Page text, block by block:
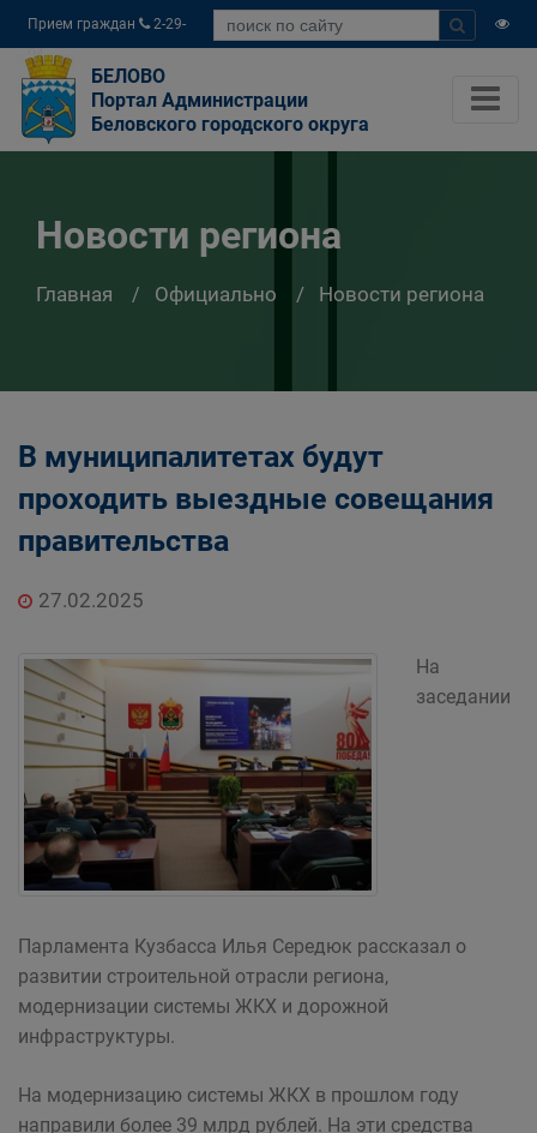
Прием граждан
2-29-
04
БЕЛОВО
Портал Администрации
Беловского городского округа
Новости региона
Главная Официально Новости региона
В муниципалитетах будут
проходить выездные совещания
правительства
27.02.2025
На
заседании
Парламента Кузбасса Илья Середюк рассказал о
развитии строительной отрасли региона,
модернизации системы ЖКХ и дорожной
инфраструктуры.
На модернизацию системы ЖКХ в прошлом году
направили более 39 млрд рублей. На эти средства